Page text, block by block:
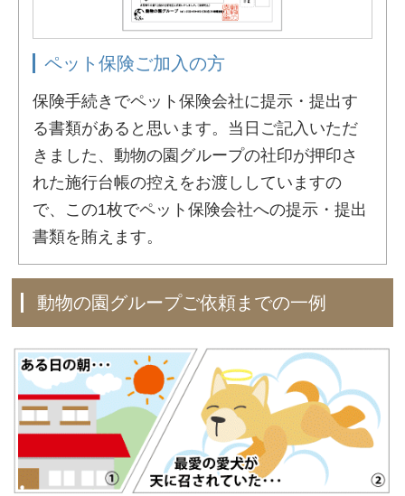
ペット保険ご加入の方
保険手続きでペット保険会社に提示・提出す
る書類があると思います。当日ご記入いただ
きました、動物の園グループの社印が押印さ
れた施行台帳の控えをお渡ししていますの
で、この1枚でペット保険会社への提示・提出
書類を賄えます。
動物の園グループご依頼までの一例